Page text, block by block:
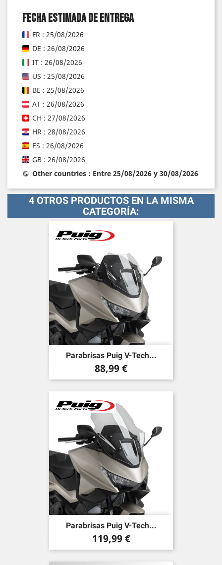
Fecha estimada de entrega
FR : 25/08/2026
DE : 26/08/2026
IT : 26/08/2026
US : 25/08/2026
BE : 25/08/2026
AT : 26/08/2026
CH : 27/08/2026
HR : 28/08/2026
ES : 26/08/2026
GB : 26/08/2026
Other countries : Entre 25/08/2026 y 30/08/2026
4 OTROS PRODUCTOS EN LA MISMA
CATEGORÍA:
Parabrisas Puig V-Tech...
Precio
88,99 €
Parabrisas Puig V-Tech...
Precio
119,99 €